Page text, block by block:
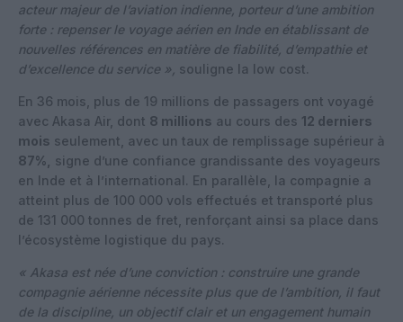
acteur majeur de l’aviation indienne, porteur d’une ambition
forte : repenser le voyage aérien en Inde en établissant de
nouvelles références en matière de fiabilité, d’empathie et
d’excellence du service », souligne la low cost.
En 36 mois, plus de 19 millions de passagers ont voyagé
avec Akasa Air, dont 8 millions au cours des 12 derniers
mois seulement, avec un taux de remplissage supérieur à
87%,
signe d’une confiance grandissante des voyageurs
en Inde et à l’international. En parallèle, la compagnie a
atteint plus de 100 000 vols effectués et transporté plus
de 131 000 tonnes de fret, renforçant ainsi sa place dans
l’écosystème logistique du pays.
« Akasa est née d’une conviction : construire une grande
compagnie aérienne nécessite plus que de l’ambition, il faut
de la discipline, un objectif clair et un engagement humain